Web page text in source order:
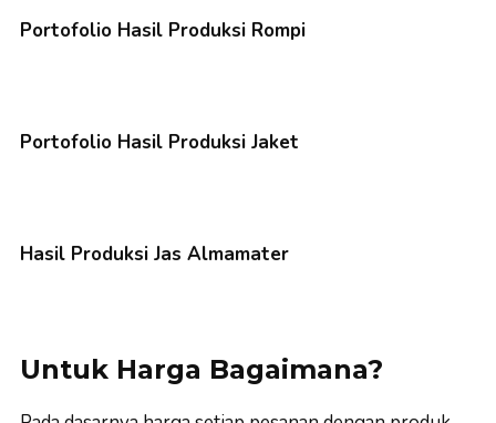
Portofolio Hasil Produksi Rompi
Portofolio Hasil Produksi Jaket
Hasil Produksi Jas Almamater
Untuk Harga Bagaimana?